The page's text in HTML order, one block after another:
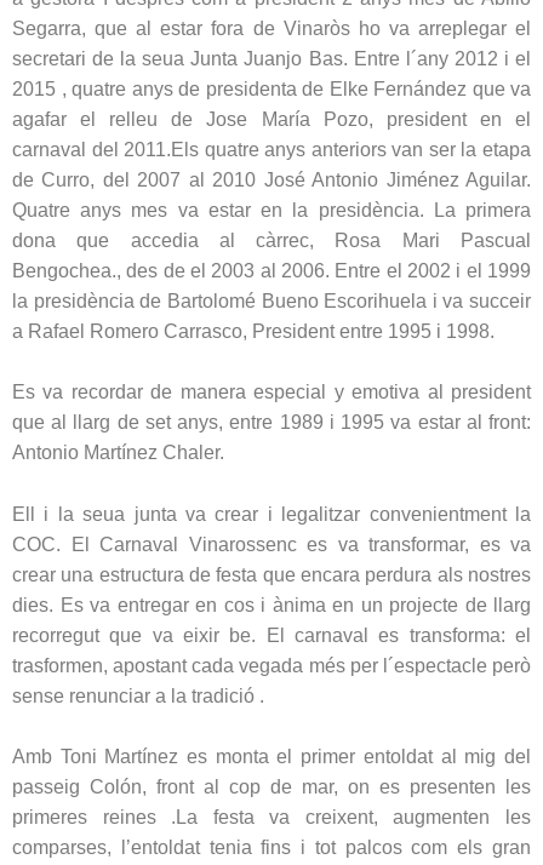
Segarra, que al estar fora de Vinaròs ho va arreplegar el
secretari de la seua Junta Juanjo Bas. Entre l´any 2012 i el
2015 , quatre anys de presidenta de Elke Fernández que va
agafar el relleu de Jose María Pozo, president en el
carnaval del 2011.Els quatre anys anteriors van ser la etapa
de Curro, del 2007 al 2010 José Antonio Jiménez Aguilar.
Quatre anys mes va estar en la presidència. La primera
dona que accedia al càrrec, Rosa Mari Pascual
Bengochea., des de el 2003 al 2006. Entre el 2002 i el 1999
la presidència de Bartolomé Bueno Escorihuela i va succeir
a Rafael Romero Carrasco, President entre 1995 i 1998.
Es va recordar de manera especial y emotiva al president
que al llarg de set anys, entre 1989 i 1995 va estar al front:
Antonio Martínez Chaler.
Ell i la seua junta va crear i legalitzar convenientment la
COC. El Carnaval Vinarossenc es va transformar, es va
crear una estructura de festa que encara perdura als nostres
dies. Es va entregar en cos i ànima en un projecte de llarg
recorregut que va eixir be. El carnaval es transforma: el
trasformen, apostant cada vegada més per l´espectacle però
sense renunciar a la tradició .
Amb Toni Martínez es monta el primer entoldat al mig del
passeig Colón, front al cop de mar, on es presenten les
primeres reines .La festa va creixent, augmenten les
comparses, l’entoldat tenia fins i tot palcos com els gran